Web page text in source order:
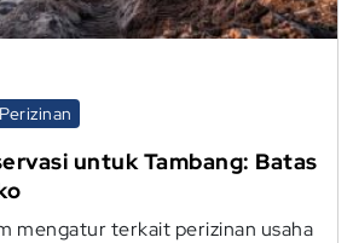
Perizinan
untuk Tambang: Batas
mengatur terkait perizinan usaha